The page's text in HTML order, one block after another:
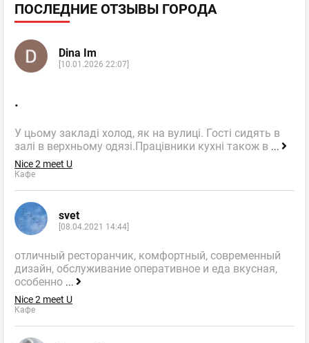
ПОСЛЕДНИЕ ОТЗЫВЫ ГОРОДА
Dina Im
[10.01.2026 22:07]
.
У цьому закладі холод, як на вулиці. Гості сидять в
залі в верхньому одязі.Працівники кухні також в ...
Nice 2 meet U
Кафе
svet
[08.04.2021 14:44]
отличный ресторанчик, комфортный, современный
дизайн, обслуживание оперативное и еда вкусная,
особенно ...
Nice 2 meet U
Кафе